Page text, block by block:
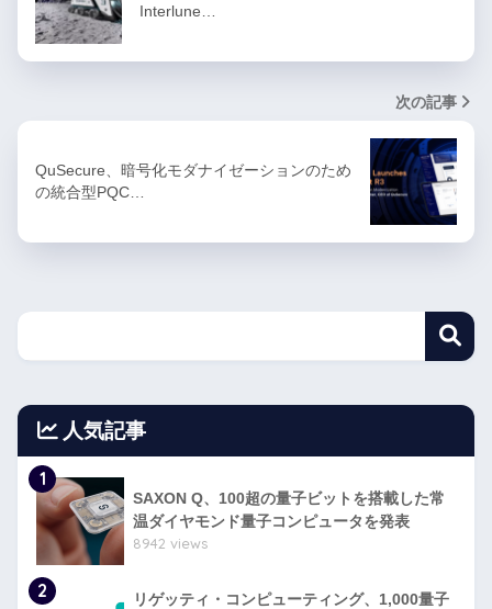
Interlune…
次の記事
QuSecure、暗号化モダナイゼーションのため
の統合型PQC…
人気記事
1
SAXON Q、100超の量子ビットを搭載した常
温ダイヤモンド量子コンピュータを発表
8942 views
2
リゲッティ・コンピューティング、1,000量子